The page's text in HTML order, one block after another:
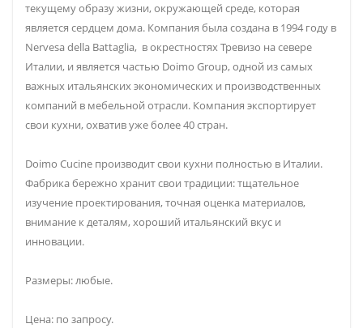
текущему образу жизни, окружающей среде, которая
является сердцем дома. Компания была создана в 1994 году в
Nervesa della Battaglia, в окрестностях Тревизо на севере
Италии, и является частью Doimo Group, одной из самых
важных итальянских экономических и производственных
компаний в мебельной отрасли. Компания экспортирует
свои кухни, охватив уже более 40 стран.
Doimo Cucine производит свои кухни полностью в Италии.
Фабрика бережно хранит свои традиции: тщательное
изучение проектирования, точная оценка материалов,
внимание к деталям, хороший итальянский вкус и
инновации.
Размеры: любые.
Цена: по запросу.